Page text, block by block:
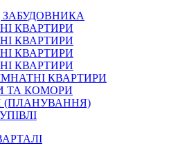
ЗАБУДОВНИКА
КВАРТИРИ
КВАРТИРИ
КВАРТИРИ
КВАРТИРИ
КВАРТИРИ
ТА КОМОРИ
(ПЛАНУВАННЯ)